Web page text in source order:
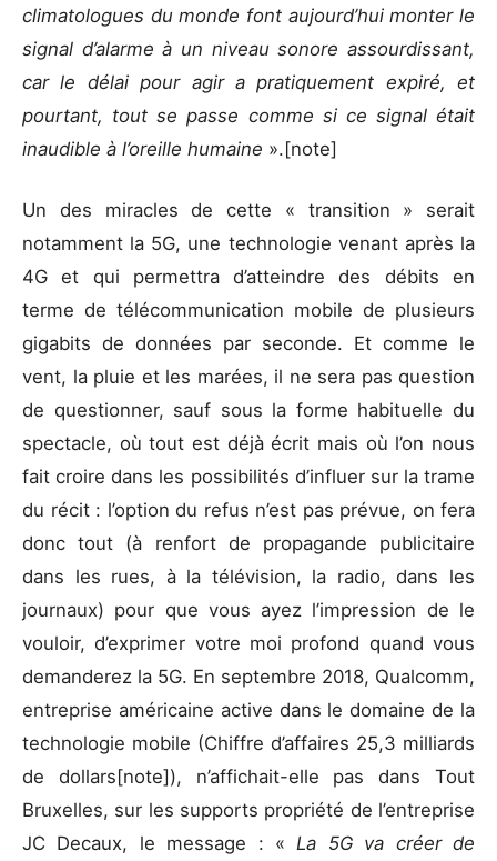
climatologues du monde font aujourd’hui monter le
signal d’alarme à un niveau sonore assourdissant,
car le délai pour agir a pratiquement expiré, et
pourtant, tout se passe comme si ce signal était
inaudible à l’oreille humaine ».[note]
Un des miracles de cette « transition » serait
notamment la 5G, une technologie venant après la
4G et qui permettra d’atteindre des débits en
terme de télécommunication mobile de plusieurs
gigabits de données par seconde. Et comme le
vent, la pluie et les marées, il ne sera pas question
de questionner, sauf sous la forme habituelle du
spectacle, où tout est déjà écrit mais où l’on nous
fait croire dans les possibilités d’influer sur la trame
du récit : l’option du refus n’est pas prévue, on fera
donc tout (à renfort de propagande publicitaire
dans les rues, à la télévision, la radio, dans les
journaux) pour que vous ayez l’impression de le
vouloir, d’exprimer votre moi profond quand vous
demanderez la 5G. En septembre 2018, Qualcomm,
entreprise américaine active dans le domaine de la
technologie mobile (Chiffre d’affaires 25,3 milliards
de dollars[note]), n’affichait-elle pas dans Tout
Bruxelles, sur les supports propriété de l’entreprise
JC Decaux, le message : « La 5G va créer de